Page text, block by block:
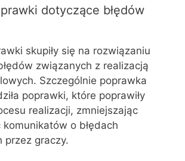
dotyczące błędów
skupiły się na rozwiązaniu
związanych z realizacją
Szczególnie poprawka
poprawki, które poprawiły
realizacji, zmniejszając
o błędach
przez graczy.